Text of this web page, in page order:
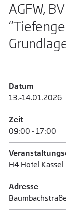
AGFW,
Datum
13.‑14.​01.​2026
Zeit
09:00 - 17:00
H4 Hotel Kassel
Adresse